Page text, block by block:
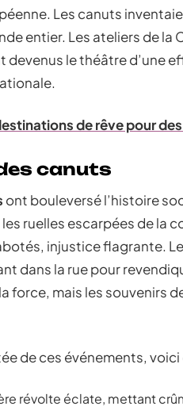
Les canuts
entier. Les ateliers de
devenus le théâtre d’une
de rêve pour
canuts
ont bouleversé l’histoire
ruelles escarpées de la
injustice flagrante.
dans la rue pour
force, mais les souvenirs
de ces événements,
révolte éclate, mettant